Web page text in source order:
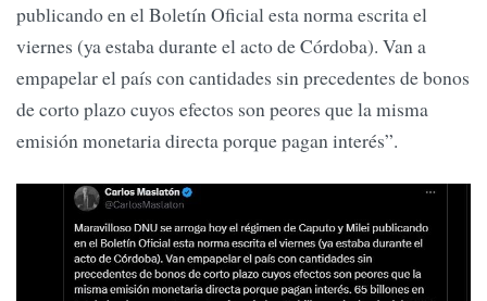
publicando en el Boletín Oficial esta norma escrita el
viernes (ya estaba durante el acto de Córdoba). Van a
empapelar el país con cantidades sin precedentes de bonos
de corto plazo cuyos efectos son peores que la misma
emisión monetaria directa porque pagan interés”.